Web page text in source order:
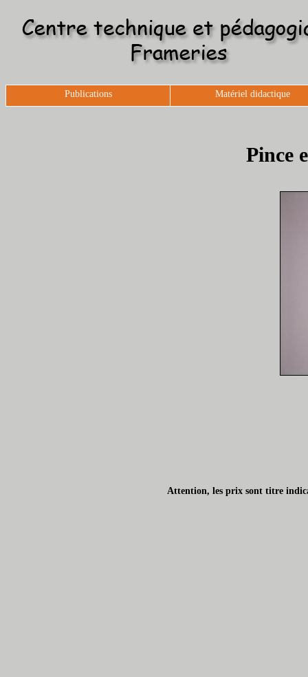
Publications Matériel didactique
Pince
Attention, les prix sont titre